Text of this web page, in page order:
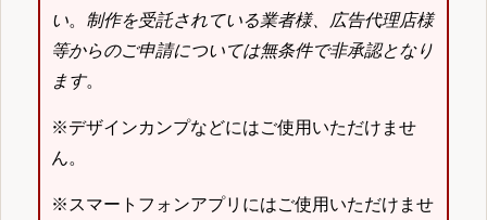
い。 制作を受託されている業者様、広告代理店様
等からのご申請については無条件で非承認となり
ます。
※デザインカンプなどにはご使用いただけませ
ん。
※スマートフォンアプリにはご使用いただけませ